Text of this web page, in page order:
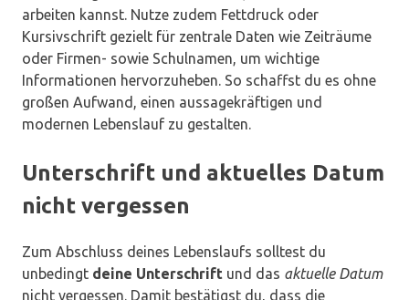
arbeiten kannst. Nutze zudem Fettdruck oder
Kursivschrift gezielt für zentrale Daten wie Zeiträume
oder Firmen- sowie Schulnamen, um wichtige
Informationen hervorzuheben. So schaffst du es ohne
großen Aufwand, einen aussagekräftigen und
modernen Lebenslauf zu gestalten.
Unterschrift und aktuelles Datum
nicht vergessen
Zum Abschluss deines Lebenslaufs solltest du
unbedingt deine Unterschrift und das aktuelle Datum
nicht vergessen. Damit bestätigst du, dass die